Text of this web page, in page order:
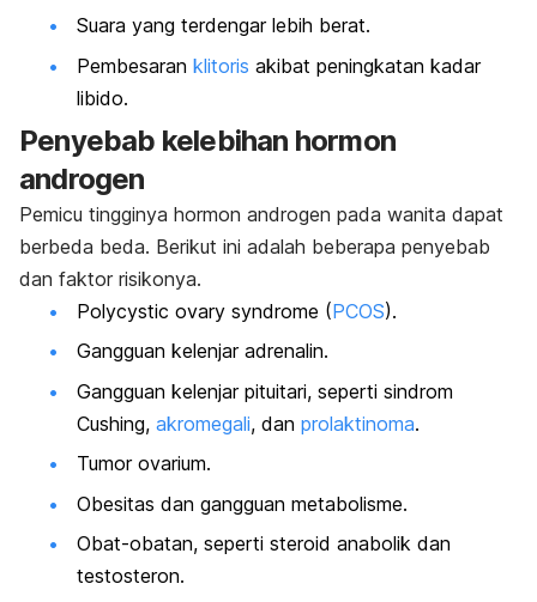
Suara yang terdengar lebih berat.
Pembesaran klitoris akibat peningkatan kadar
libido.
Penyebab kelebihan hormon
androgen
Pemicu tingginya hormon androgen pada wanita dapat
berbeda beda. Berikut ini adalah beberapa penyebab
dan faktor risikonya.
Polycystic ovary syndrome (PCOS).
Gangguan kelenjar adrenalin.
Gangguan kelenjar pituitari, seperti sindrom
Cushing, akromegali, dan prolaktinoma.
Tumor ovarium.
Obesitas dan gangguan metabolisme.
Obat-obatan, seperti steroid anabolik dan
testosteron.